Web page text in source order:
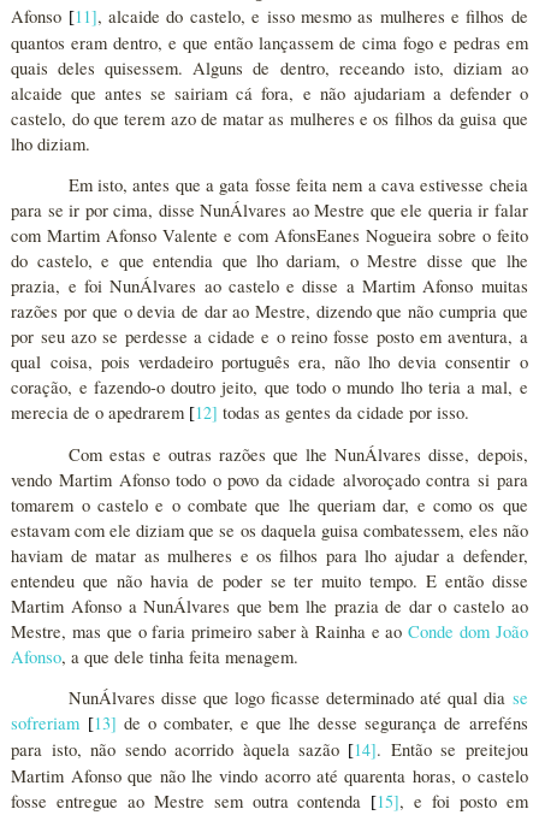
Afonso [11], alcaide do castelo, e isso mesmo as mulheres e filhos de
quantos eram dentro, e que então lançassem de cima fogo e pedras em
quais deles quisessem. Alguns de dentro, receando isto, diziam ao
alcaide que antes se sairiam cá fora, e não ajudariam a defender o
castelo, do que terem azo de matar as mulheres e os filhos da guisa que
lho diziam.
Em isto, antes que a gata fosse feita nem a cava estivesse cheia
para se ir por cima, disse NunÁlvares ao Mestre que ele queria ir falar
com Martim Afonso Valente e com AfonsEanes Nogueira sobre o feito
do castelo, e que entendia que lho dariam, o Mestre disse que lhe
prazia, e foi NunÁlvares ao castelo e disse a Martim Afonso muitas
razões por que o devia de dar ao Mestre, dizendo que não cumpria que
por seu azo se perdesse a cidade e o reino fosse posto em aventura, a
qual coisa, pois verdadeiro português era, não lho devia consentir o
coração, e fazendo-o doutro jeito, que todo o mundo lho teria a mal, e
merecia de o apedrarem [12] todas as gentes da cidade por isso.
Com estas e outras razões que lhe NunÁlvares disse, depois,
vendo Martim Afonso todo o povo da cidade alvoroçado contra si para
tomarem o castelo e o combate que lhe queriam dar, e como os que
estavam com ele diziam que se os daquela guisa combatessem, eles não
haviam de matar as mulheres e os filhos para lho ajudar a defender,
entendeu que não havia de poder se ter muito tempo. E então disse
Martim Afonso a NunÁlvares que bem lhe prazia de dar o castelo ao
Mestre, mas que o faria primeiro saber à Rainha e aoConde dom João
Afonso, a que dele tinha feita menagem.
NunÁlvares disse que logo ficasse determinado até qual dia se
sofreriam [13] de o combater, e que lhe desse segurança de arreféns
para isto, não sendo acorrido àquela sazão [14]. Então se preitejou
Martim Afonso que não lhe vindo acorro até quarenta horas, o castelo
fosse entregue ao Mestre sem outra contenda [15], e foi posto em